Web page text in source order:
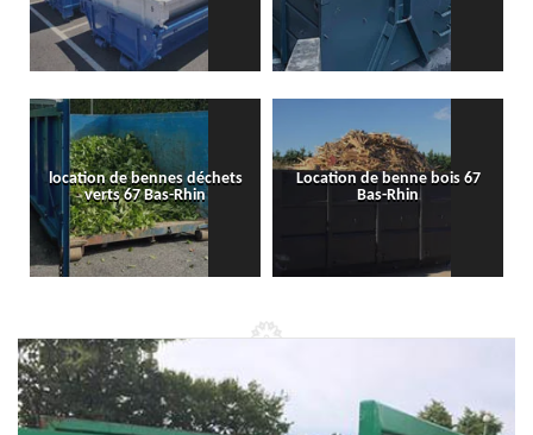
location de bennes déchets
verts 67 Bas-Rhin
Location de benne bois 67
Bas-Rhin